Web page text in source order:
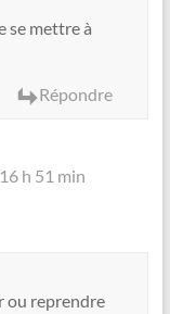
se mettre à
Répondre
h 51 min
ou reprendre